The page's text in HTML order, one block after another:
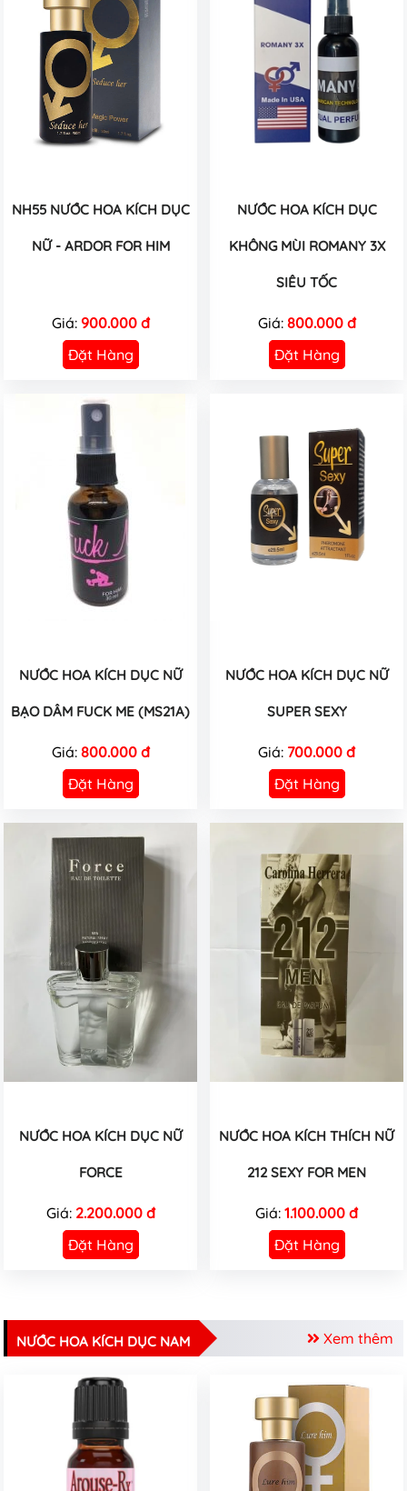
NH55 NƯỚC HOA KÍCH DỤC
NỮ - ARDOR FOR HIM
Giá: 900.000 đ
Đặt Hàng
NƯỚC HOA KÍCH DỤC
KHÔNG MÙI ROMANY 3X
SIÊU TỐC
Giá: 800.000 đ
Đặt Hàng
NƯỚC HOA KÍCH DỤC NỮ
BẠO DÂM FUCK ME (MS21A)
Giá: 800.000 đ
Đặt Hàng
NƯỚC HOA KÍCH DỤC NỮ
SUPER SEXY
Giá: 700.000 đ
Đặt Hàng
NƯỚC HOA KÍCH DỤC NỮ
FORCE
Giá: 2.200.000 đ
Đặt Hàng
NƯỚC HOA KÍCH THÍCH NỮ
212 SEXY FOR MEN
Giá: 1.100.000 đ
Đặt Hàng
Xem thêm
NƯỚC HOA KÍCH DỤC NAM